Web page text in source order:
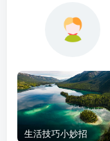
生活技巧小妙招